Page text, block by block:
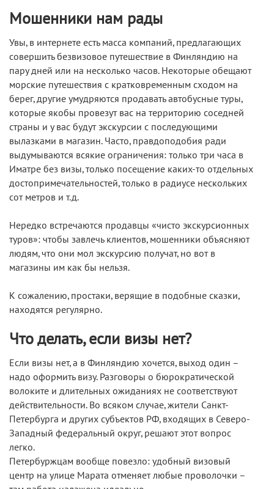
Мошенники нам рады
Увы, в интернете есть масса компаний, предлагающих
совершить безвизовое путешествие в Финляндию на
пару дней или на несколько часов. Некоторые обещают
морские путешествия с кратковременным сходом на
берег, другие умудряются продавать автобусные туры,
которые якобы провезут вас на территорию соседней
страны и у вас будут экскурсии с последующими
вылазками в магазин. Часто, правдоподобия ради
выдумываются всякие ограничения: только три часа в
Иматре без визы, только посещение каких-то отдельных
достопримечательностей, только в радиусе нескольких
сот метров и т.д.
Нередко встречаются продавцы «чисто экскурсионных
туров»: чтобы завлечь клиентов, мошенники объясняют
людям, что они мол экскурсию получат, но вот в
магазины им как бы нельзя.
К сожалению, простаки, верящие в подобные сказки,
находятся регулярно.
Что делать, если визы нет?
Если визы нет, а в Финляндию хочется, выход один –
надо оформить визу. Разговоры о бюрократической
волоките и длительных ожиданиях не соответствуют
действительности. Во всяком случае, жители Санкт-
Петербурга и других субъектов РФ, входящих в Северо-
Западный федеральный округ, решают этот вопрос
легко.
Петербуржцам вообще повезло: удобный визовый
центр на улице Марата отменяет любые проволочки –